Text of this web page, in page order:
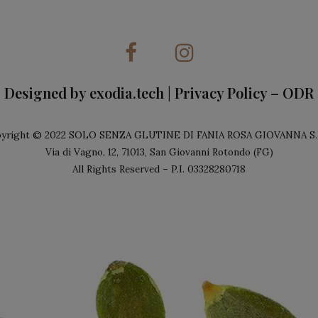
Designed byexodia.tech Privacy Policy– ODR
© 2022 SOLO SENZA GLUTINE DI FANIA ROSA GIOVANNA
Via di Vagno, 12, 71013, San Giovanni Rotondo (FG)
All Rights Reserved – P.I. 03328280718